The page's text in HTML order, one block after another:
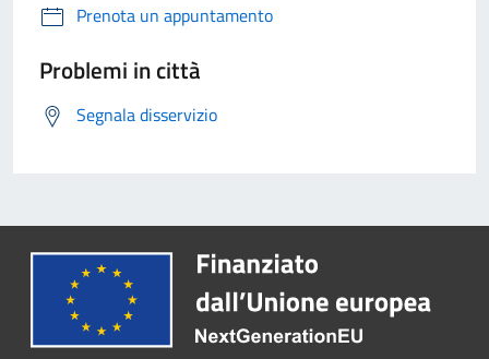
Prenota un appuntamento
Problemi in città
Segnala disservizio